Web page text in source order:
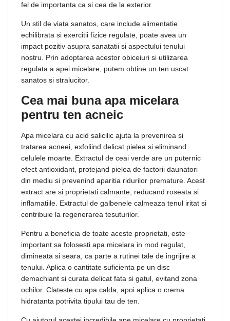
fel de importanta ca si cea de la exterior.
Un stil de viata sanatos, care include alimentatie
echilibrata si exercitii fizice regulate, poate avea un
impact pozitiv asupra sanatatii si aspectului tenului
nostru. Prin adoptarea acestor obiceiuri si utilizarea
regulata a apei micelare, putem obtine un ten uscat
sanatos si stralucitor.
Cea mai buna apa micelara
pentru ten acneic
Apa micelara cu acid salicilic ajuta la prevenirea si
tratarea acneei, exfoliind delicat pielea si eliminand
celulele moarte. Extractul de ceai verde are un puternic
efect antioxidant, protejand pielea de factorii daunatori
din mediu si prevenind aparitia ridurilor premature. Acest
extract are si proprietati calmante, reducand roseata si
inflamatiile. Extractul de galbenele calmeaza tenul iritat si
contribuie la regenerarea tesuturilor.
Pentru a beneficia de toate aceste proprietati, este
important sa folosesti apa micelara in mod regulat,
dimineata si seara, ca parte a rutinei tale de ingrijire a
tenului. Aplica o cantitate suficienta pe un disc
demachiant si curata delicat fata si gatul, evitand zona
ochilor. Clateste cu apa calda, apoi aplica o crema
hidratanta potrivita tipului tau de ten.